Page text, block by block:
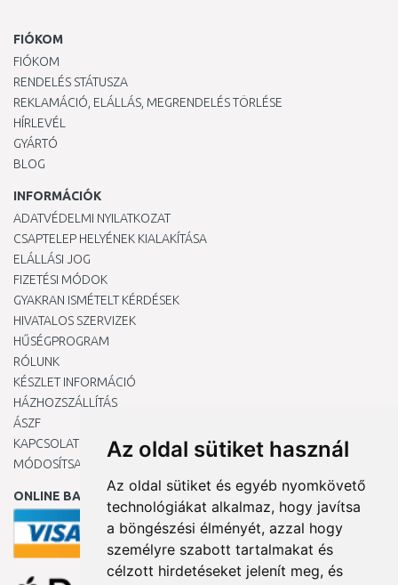
Az oldal sütiket használ
Az oldal sütiket és egyéb nyomkövető
technológiákat alkalmaz, hogy javítsa
a böngészési élményét, azzal hogy
személyre szabott tartalmakat és
célzott hirdetéseket jelenít meg, és
FIÓKOM
FIÓKOM
RENDELÉS STÁTUSZA
REKLAMÁCIÓ, ELÁLLÁS, MEGRENDELÉS TÖRLÉSE
HÍRLEVÉL
GYÁRTÓ
BLOG
INFORMÁCIÓK
ADATVÉDELMI NYILATKOZAT
CSAPTELEP HELYÉNEK KIALAKÍTÁSA
ELÁLLÁSI JOG
FIZETÉSI MÓDOK
GYAKRAN ISMÉTELT KÉRDÉSEK
HIVATALOS SZERVIZEK
HŰSÉGPROGRAM
RÓLUNK
KÉSZLET INFORMÁCIÓ
HÁZHOZSZÁLLÍTÁS
ÁSZF
KAPCSOLAT
MÓDOSÍTSA A COOKIE-BEÁLLÍTÁSAIMAT
ONLINE BANKKÁRTYÁVAL